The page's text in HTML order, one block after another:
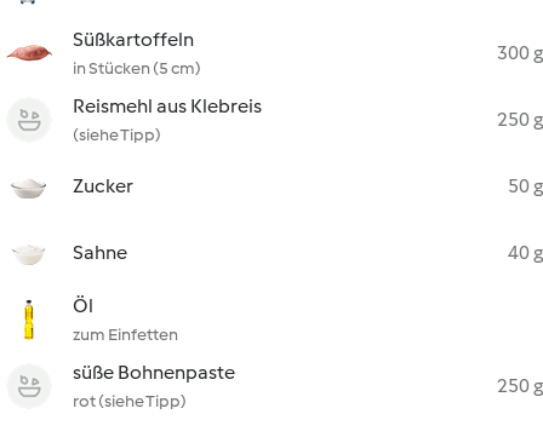
Süßkartoffeln
in Stücken (5 cm)
300 g
Reismehl aus Klebreis
(siehe Tipp)
250 g
Zucker 50 g
Sahne 40 g
Öl
zum Einfetten
süße Bohnenpaste
rot (siehe Tipp)
250 g